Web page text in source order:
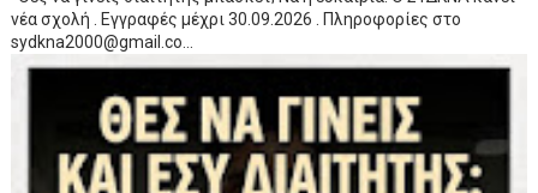
νέα σχολή . Εγγραφές μέχρι 30.09.2026 . Πληροφορίες στο
sydkna2000@gmail.co...